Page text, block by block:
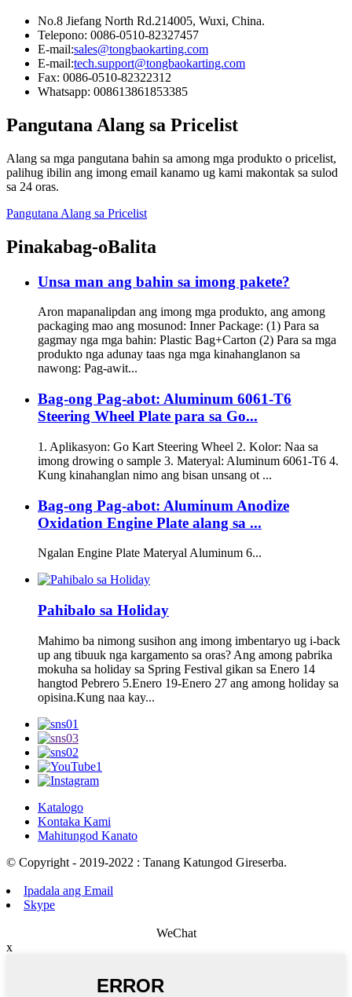
No.8 Jiefang North Rd.214005, Wuxi, China.
Telepono: 0086-0510-82327457
E-mail:sales@tongbaokarting.com
E-mail:tech.support@tongbaokarting.com
Fax: 0086-0510-82322312
Whatsapp: 008613861853385
Pangutana Alang sa Pricelist
Alang sa mga pangutana bahin sa among mga produkto o pricelist,
palihug ibilin ang imong email kanamo ug kami makontak sa sulod
sa 24 oras.
Pangutana Alang sa Pricelist
Pinakabag-oBalita
Unsa man ang bahin sa imong pakete?
Aron mapanalipdan ang imong mga produkto, ang among
packaging mao ang mosunod: Inner Package: (1) Para sa
gagmay nga mga bahin: Plastic Bag+Carton (2) Para sa mga
produkto nga adunay taas nga mga kinahanglanon sa
nawong: Pag-awit...
Bag-ong Pag-abot: Aluminum 6061-T6
Steering Wheel Plate para sa Go...
1. Aplikasyon: Go Kart Steering Wheel 2. Kolor: Naa sa
imong drowing o sample 3. Materyal: Aluminum 6061-T6 4.
Kung kinahanglan nimo ang bisan unsang ot ...
Bag-ong Pag-abot: Aluminum Anodize
Oxidation Engine Plate alang sa ...
Ngalan Engine Plate Materyal Aluminum 6...
Pahibalo sa Holiday
Mahimo ba nimong susihon ang imong imbentaryo ug i-back
up ang tibuuk nga kargamento sa oras? Ang among pabrika
mokuha sa holiday sa Spring Festival gikan sa Enero 14
hangtod Pebrero 5.Enero 19-Enero 27 ang among holiday sa
opisina.Kung naa kay...
Katalogo
Kontaka Kami
Mahitungod Kanato
© Copyright - 2019-2022 : Tanang Katungod Gireserba.
Ipadala ang Email
Skype
WeChat
x